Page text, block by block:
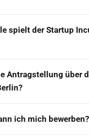
spielt der Startup
Antragstellung über
ich mich bewerben?